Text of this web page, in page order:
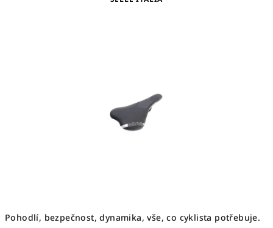
Pohodlí, bezpečnost, dynamika, vše, co cyklista potřebuje.